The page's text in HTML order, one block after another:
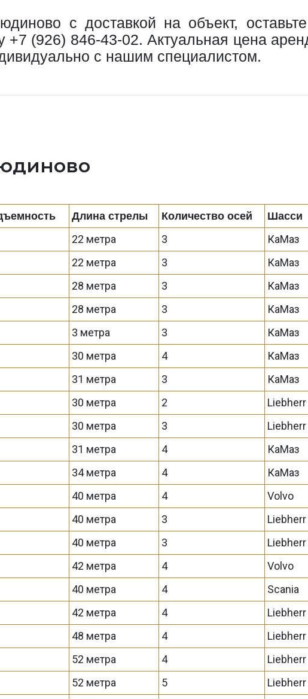
с доставкой на объект,
+7 (926) 846-43-02. Актуальная цена
с нашим специалистом.
Длина стрелы Количество осей Шасси
22 метра 3 КаМаз
22 метра 3 КаМаз
28 метра 3 КаМаз
28 метра 3 КаМаз
3 метра 3 КаМаз
30 метра 4 КаМаз
31 метра 3 КаМаз
30 метра 2 Liebherr
30 метра 3 Liebherr
31 метра 4 КаМаз
34 метра 4 КаМаз
40 метра 4 Volvo
40 метра 3 Liebherr
40 метра 3 Liebherr
42 метра 4 Volvo
40 метра 4 Scania
42 метра 4 Liebherr
48 метра 4 Liebherr
52 метра 4 Liebherr
52 метра 5 Liebherr